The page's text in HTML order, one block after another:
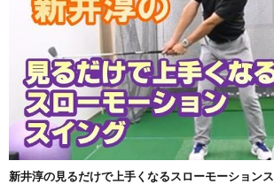
新井淳の見るだけで上手くなるスローモーション